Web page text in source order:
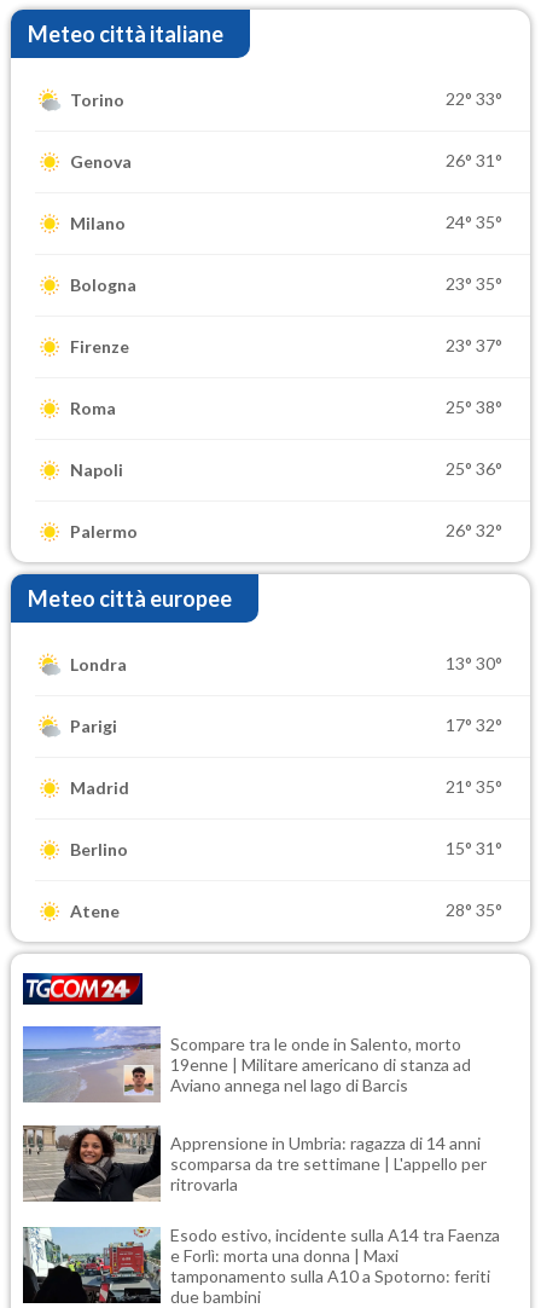
Meteo città italiane
Torino 22° 33°
Genova 26° 31°
Milano 24° 35°
Bologna 23° 35°
Firenze 23° 37°
Roma 25° 38°
Napoli 25° 36°
Palermo 26° 32°
Meteo città europee
Londra 13° 30°
Parigi 17° 32°
Madrid 21° 35°
Berlino 15° 31°
Atene 28° 35°
Scompare tra le onde in Salento, morto
19enne | Militare americano di stanza ad
Aviano annega nel lago di Barcis
Apprensione in Umbria: ragazza di 14 anni
scomparsa da tre settimane | L'appello per
ritrovarla
Esodo estivo, incidente sulla A14 tra Faenza
e Forlì: morta una donna | Maxi
tamponamento sulla A10 a Spotorno: feriti
due bambini